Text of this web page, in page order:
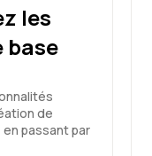
les
de
passant par